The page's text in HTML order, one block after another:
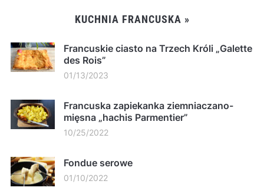
KUCHNIA FRANCUSKA »
Francuskie ciasto na Trzech Króli „Galette
des Rois”
01/13/2023
Francuska zapiekanka ziemniaczano-
mięsna „hachis Parmentier”
10/25/2022
Fondue serowe
01/10/2022